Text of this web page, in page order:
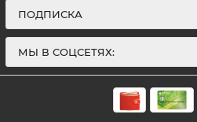
ПОДПИСКА
МЫ В СОЦСЕТЯХ: